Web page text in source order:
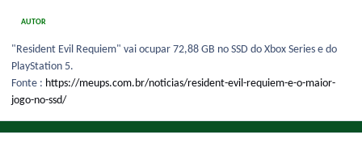
AUTOR
"Resident Evil Requiem" vai ocupar 72,88 GB no SSD do Xbox Series e do
PlayStation 5.
Fonte : https://meups.com.br/noticias/resident-evil-requiem-e-o-maior-
jogo-no-ssd/